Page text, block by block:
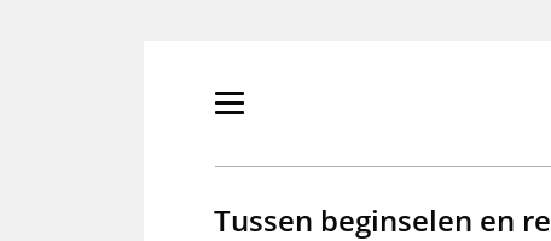
Primair
tonen/verbergen
Tussen beginselen en